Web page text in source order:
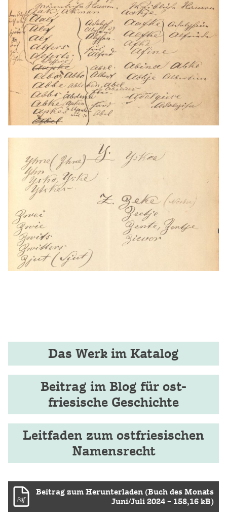
Das Werk im Katalog
Beitrag im Blog für ost-
friesische Geschichte
Leitfaden zum ostfriesischen
Namensrecht
Beitrag zum Herunterladen (Buch des Monats
Juni/Juli 2024 – 158,16 kB)